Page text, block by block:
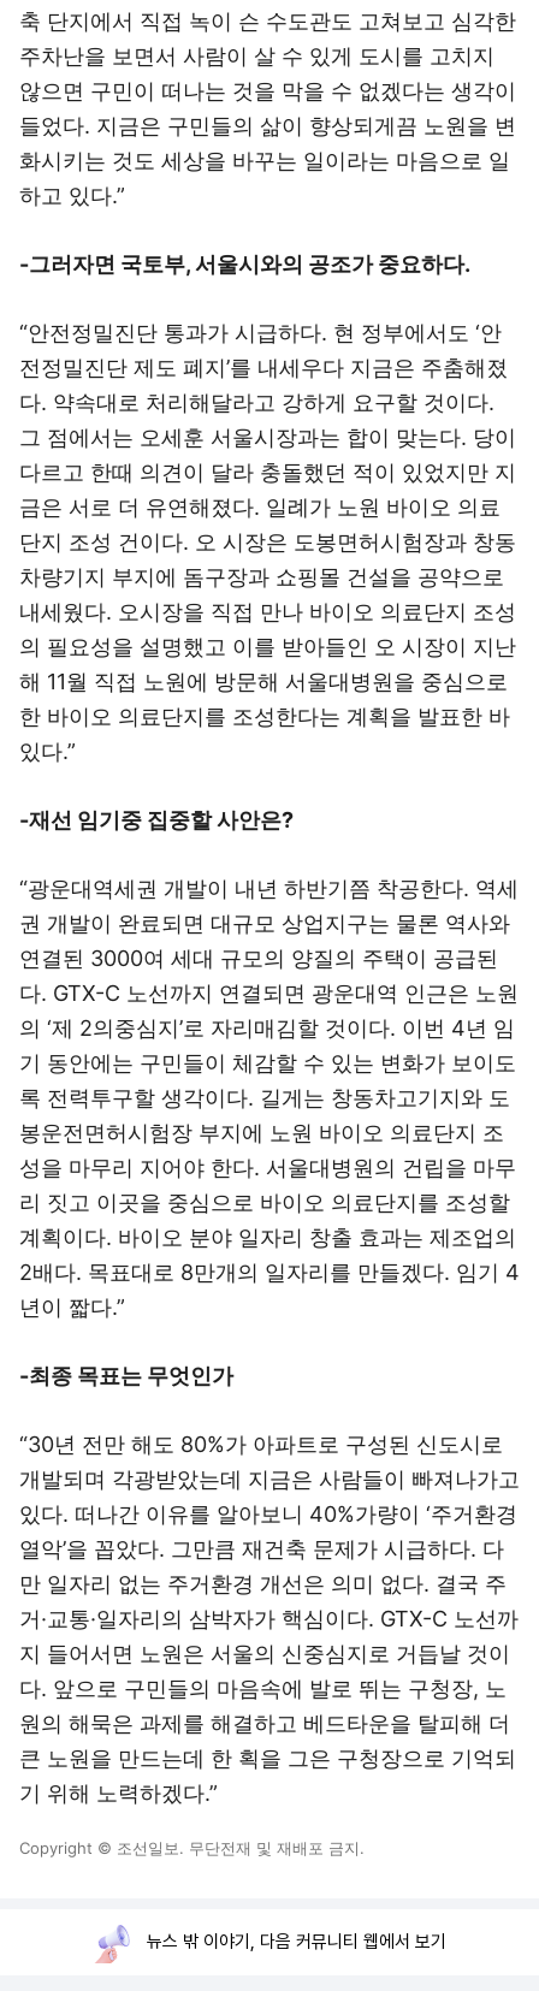
축 단지에서 직접 녹이 슨 수도관도 고쳐보고 심각한
주차난을 보면서 사람이 살 수 있게 도시를 고치지
않으면 구민이 떠나는 것을 막을 수 없겠다는 생각이
들었다. 지금은 구민들의 삶이 향상되게끔 노원을 변
화시키는 것도 세상을 바꾸는 일이라는 마음으로 일
하고 있다.”
-그러자면 국토부, 서울시와의 공조가 중요하다.
“안전정밀진단 통과가 시급하다. 현 정부에서도 ‘안
전정밀진단 제도 폐지’를 내세우다 지금은 주춤해졌
다. 약속대로 처리해달라고 강하게 요구할 것이다.
그 점에서는 오세훈 서울시장과는 합이 맞는다. 당이
다르고 한때 의견이 달라 충돌했던 적이 있었지만 지
금은 서로 더 유연해졌다. 일례가 노원 바이오 의료
단지 조성 건이다. 오 시장은 도봉면허시험장과 창동
차량기지 부지에 돔구장과 쇼핑몰 건설을 공약으로
내세웠다. 오시장을 직접 만나 바이오 의료단지 조성
의 필요성을 설명했고 이를 받아들인 오 시장이 지난
해 11월 직접 노원에 방문해 서울대병원을 중심으로
한 바이오 의료단지를 조성한다는 계획을 발표한 바
있다.”
-재선 임기중 집중할 사안은?
“광운대역세권 개발이 내년 하반기쯤 착공한다. 역세
권 개발이 완료되면 대규모 상업지구는 물론 역사와
연결된 3000여 세대 규모의 양질의 주택이 공급된
다. GTX-C 노선까지 연결되면 광운대역 인근은 노원
의 ‘제 2의중심지’로 자리매김할 것이다. 이번 4년 임
기 동안에는 구민들이 체감할 수 있는 변화가 보이도
록 전력투구할 생각이다. 길게는 창동차고기지와 도
봉운전면허시험장 부지에 노원 바이오 의료단지 조
성을 마무리 지어야 한다. 서울대병원의 건립을 마무
리 짓고 이곳을 중심으로 바이오 의료단지를 조성할
계획이다. 바이오 분야 일자리 창출 효과는 제조업의
2배다. 목표대로 8만개의 일자리를 만들겠다. 임기 4
년이 짧다.”
-최종 목표는 무엇인가
“30년 전만 해도 80%가 아파트로 구성된 신도시로
개발되며 각광받았는데 지금은 사람들이 빠져나가고
있다. 떠나간 이유를 알아보니 40%가량이 ‘주거환경
열악’을 꼽았다. 그만큼 재건축 문제가 시급하다. 다
만 일자리 없는 주거환경 개선은 의미 없다. 결국 주
거·교통·일자리의 삼박자가 핵심이다. GTX-C 노선까
지 들어서면 노원은 서울의 신중심지로 거듭날 것이
다. 앞으로 구민들의 마음속에 발로 뛰는 구청장, 노
원의 해묵은 과제를 해결하고 베드타운을 탈피해 더
큰 노원을 만드는데 한 획을 그은 구청장으로 기억되
기 위해 노력하겠다.”
Copyright © 조선일보. 무단전재 및 재배포 금지.
뉴스 밖 이야기, 다음 커뮤니티 웹에서 보기